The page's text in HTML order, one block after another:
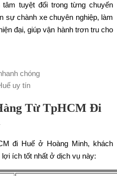
tuyệt đối trong từng chuyến
sự chành xe chuyên nghiệp, làm
đại, giúp vận hành trơn tru cho
Từ TpHCM Đi
đi Huế ở Hoàng Minh, khách
ích tốt nhất ở dịch vụ này: